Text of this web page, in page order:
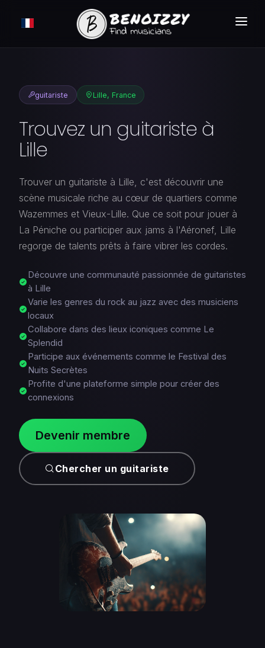
COMMENT ÇA MARCHE ?
ANNONCES
TARIFS
CONNEXION
INSCRIPTION GRATUITE
guitariste Lille, France
Trouvez un guitariste à
Lille
Trouver un guitariste à Lille, c'est découvrir une
scène musicale riche au cœur de quartiers comme
Wazemmes et Vieux-Lille. Que ce soit pour jouer à
La Péniche ou participer aux jams à l'Aéronef, Lille
regorge de talents prêts à faire vibrer les cordes.
Découvre une communauté passionnée de guitaristes
à Lille
Varie les genres du rock au jazz avec des musiciens
locaux
Collabore dans des lieux iconiques comme Le
Splendid
Participe aux événements comme le Festival des
Nuits Secrètes
Profite d'une plateforme simple pour créer des
connexions
Devenir membre
Chercher un guitariste